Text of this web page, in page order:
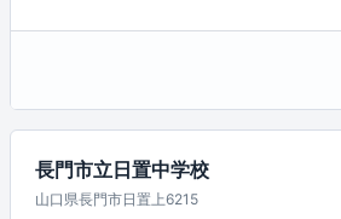
長門市立日置中学校
山口県長門市日置上6215